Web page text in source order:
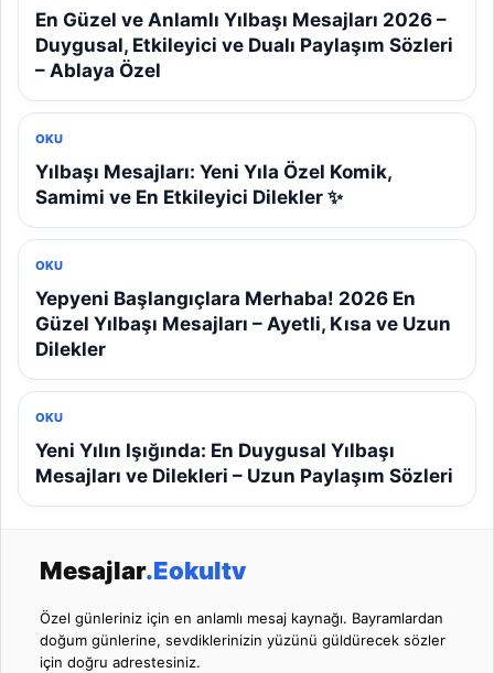
En Güzel ve Anlamlı Yılbaşı Mesajları 2026 –
Duygusal, Etkileyici ve Dualı Paylaşım Sözleri
– Ablaya Özel
OKU
Yılbaşı Mesajları: Yeni Yıla Özel Komik,
Samimi ve En Etkileyici Dilekler ✨
OKU
Yepyeni Başlangıçlara Merhaba! 2026 En
Güzel Yılbaşı Mesajları – Ayetli, Kısa ve Uzun
Dilekler
OKU
Yeni Yılın Işığında: En Duygusal Yılbaşı
Mesajları ve Dilekleri – Uzun Paylaşım Sözleri
Mesajlar.Eokultv
Özel günleriniz için en anlamlı mesaj kaynağı. Bayramlardan
doğum günlerine, sevdiklerinizin yüzünü güldürecek sözler
için doğru adrestesiniz.